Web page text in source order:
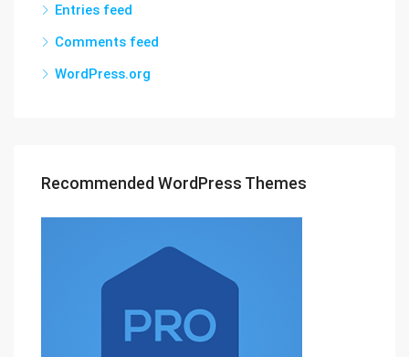
Entries feed
Comments feed
WordPress.org
Recommended WordPress Themes